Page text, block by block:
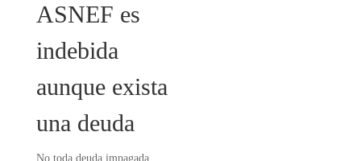
ASNEF es
indebida
aunque exista
una deuda
No toda deuda impagada